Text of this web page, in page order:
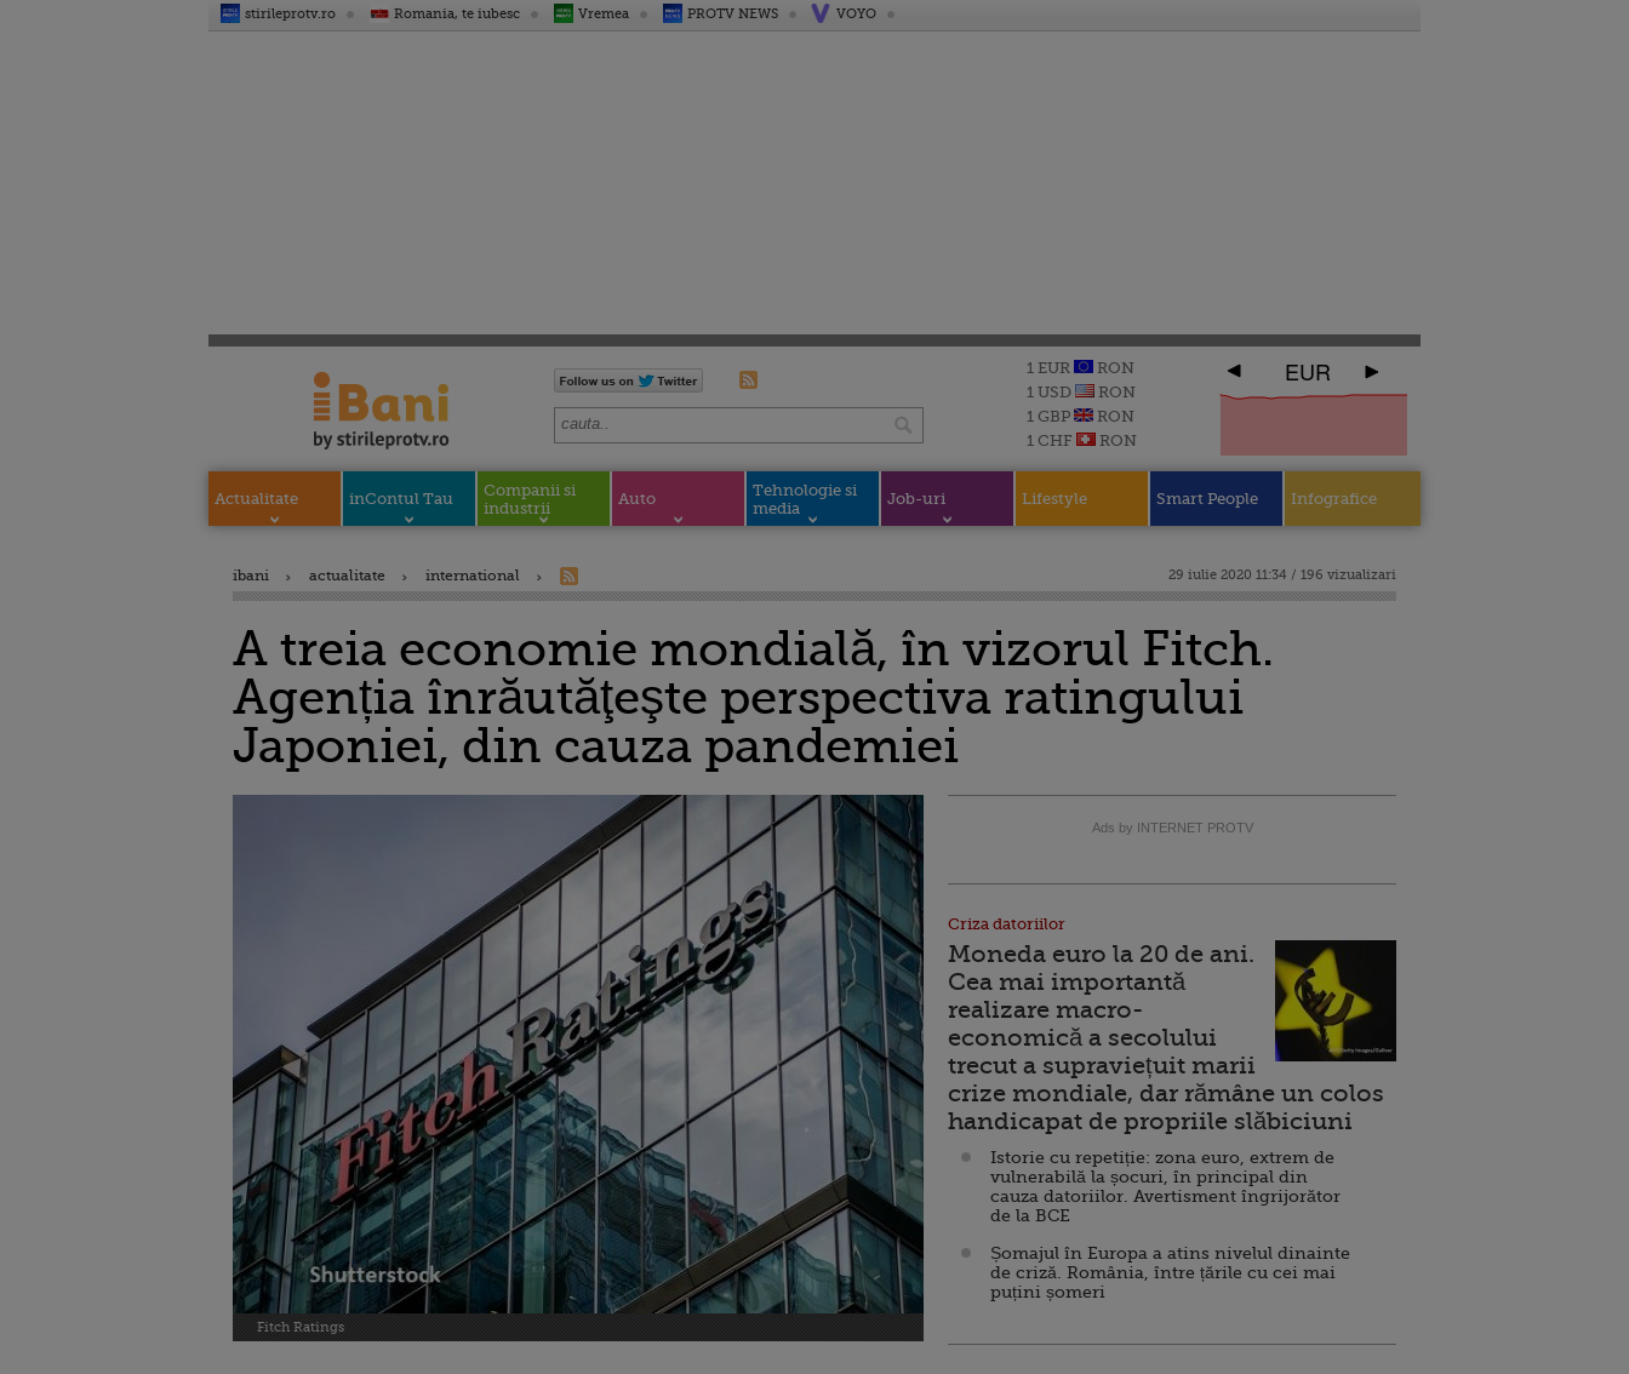
stirileprotv.ro Romania, te iubesc Vremea PROTV NEWS VOYO
1 EUR
RON
1 USD
RON
1 GBP
RON
1 CHF
RON
EUR
Actualitate inContul Tau
Companii si
industrii
Auto
Tehnologie si
media
Job-uri Lifestyle Smart People Infografice
ibani actualitate international 29 iulie 2020 11:34 / 196 vizualizari
A treia economie mondială, în vizorul Fitch.
Agenția înrăutăţeşte perspectiva ratingului
Japoniei, din cauza pandemiei
Fitch Ratings
Ads by INTERNET PROTV
Criza datoriilor
Moneda euro la 20 de ani.
Cea mai importantă
realizare macro-
economică a secolului
trecut a supraviețuit marii
crize mondiale, dar rămâne un colos
handicapat de propriile slăbiciuni
Istorie cu repetiție: zona euro, extrem de
vulnerabilă la șocuri, în principal din
cauza datoriilor. Avertisment îngrijorător
de la BCE
Șomajul în Europa a atins nivelul dinainte
de criză. România, între țările cu cei mai
puțini șomeri